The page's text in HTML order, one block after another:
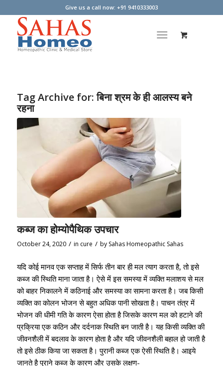
Give us a call now: +91 9410333003
Tag Archive for:बिना श्रम के ही आलस्य बने
रहना
कब्ज का होम्योपैथिक उपचार
October 24, 2020 / in cure / by Sahas Homeopathic Sahas
यदि कोई मानव एक सप्ताह में सिर्फ तीन बार ही मल त्याग करता है, तो इसे
कब्ज की स्थिति माना जाता है। ऐसे में इस समस्या में व्यक्ति मलाशय से मल
को बाहर निकालने में कठिनाई और समस्या का सामना करता है। जब किसी
व्यक्ति का कोलन भोजन से बहुत अधिक पानी सोखता है। पाचन तंत्र में
भोजन की धीमी गति के कारण ऐसा होता है जिसके कारण मल को हटाने की
प्रक्रिया एक कठिन और दर्दनाक स्थिति बन जाती है। यह किसी व्यक्ति की
जीवनशैली में बदलाव के कारण होता है और यदि जीवनशैली बहाल हो जाती है
तो इसे ठीक किया जा सकता है। पुरानी कब्ज एक ऐसी स्थिति है। आइये
जानते है पुराने कब्ज के कारण और उसके लक्षण-